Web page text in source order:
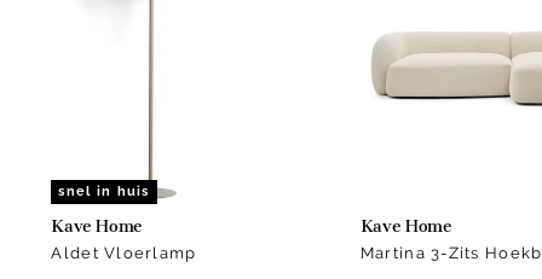
snel in huis
Kave Home
Aldet Vloerlamp
Kave Home
Martina 3-Zits